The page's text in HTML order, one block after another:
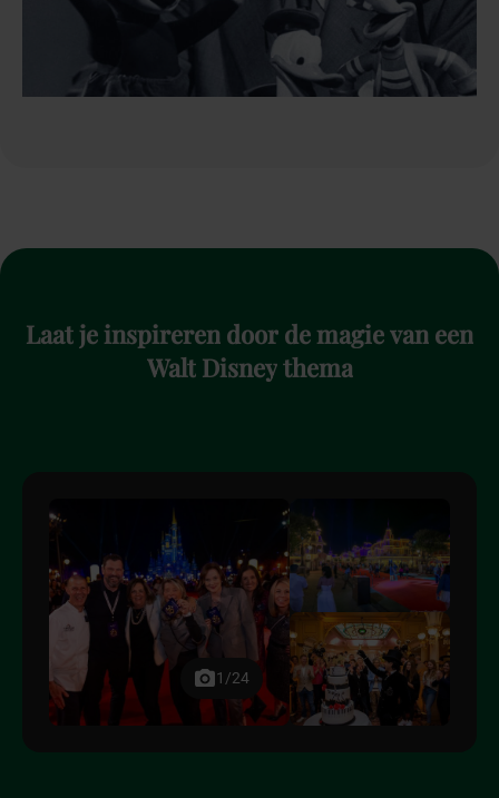
Laatjeinspireren door demagievan een
Walt Disneythema
1/24